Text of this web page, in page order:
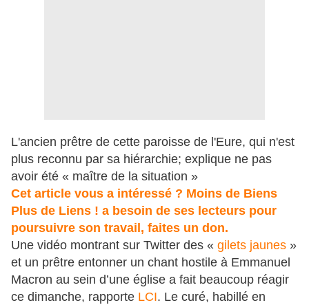
L'ancien prêtre de cette paroisse de l'Eure, qui n'est
plus reconnu par sa hiérarchie; explique ne pas
avoir été « maître de la situation »
Cet article vous a intéressé ? Moins de Biens
Plus de Liens ! a besoin de ses lecteurs pour
poursuivre son travail, faites un don.
Une vidéo montrant sur Twitter des « gilets jaunes »
et un prêtre entonner un chant hostile à Emmanuel
Macron au sein d’une église a fait beaucoup réagir
ce dimanche, rapporte LCI. Le curé, habillé en